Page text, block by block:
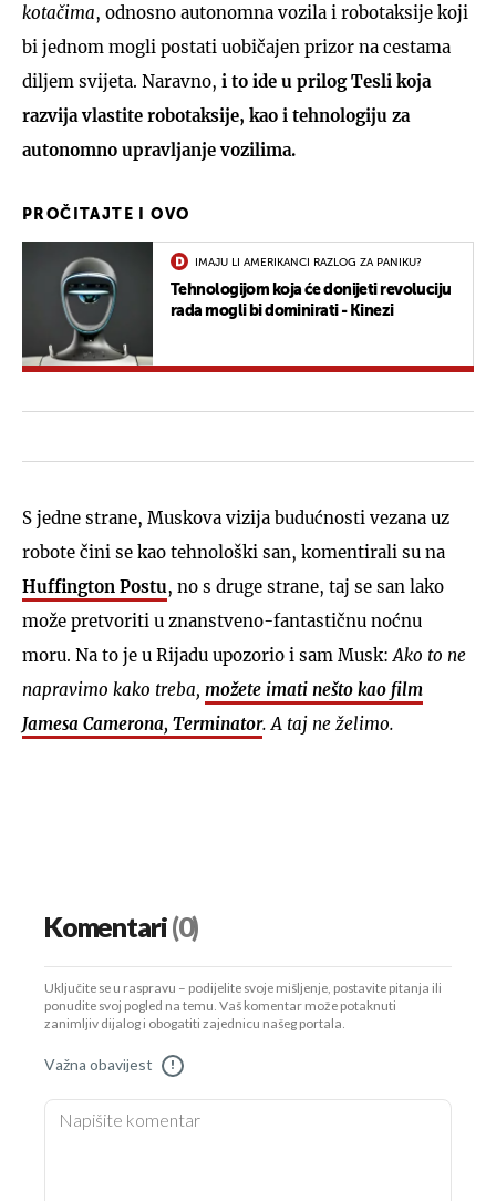
kotačima, odnosno autonomna vozila i robotaksije koji
bi jednom mogli postati uobičajen prizor na cestama
diljem svijeta. Naravno, i to ide u prilog Tesli koja
razvija vlastite robotaksije, kao i tehnologiju za
autonomno upravljanje vozilima.
PROČITAJTE I OVO
IMAJU LI AMERIKANCI RAZLOG ZA PANIKU?
Tehnologijom koja će donijeti revoluciju
rada mogli bi dominirati - Kinezi
S jedne strane, Muskova vizija budućnosti vezana uz
robote čini se kao tehnološki san, komentirali su na
Huffington Postu, no s druge strane, taj se san lako
može pretvoriti u znanstveno-fantastičnu noćnu
moru. Na to je u Rijadu upozorio i sam Musk: Ako to ne
napravimo kako treba, možete imati nešto kao film
Jamesa Camerona, Terminator. A taj ne želimo.
Komentari(0)
Uključite se u raspravu – podijelite svoje mišljenje, postavite pitanja ili
ponudite svoj pogled na temu. Vaš komentar može potaknuti
zanimljiv dijalog i obogatiti zajednicu našeg portala.
Važna obavijest !